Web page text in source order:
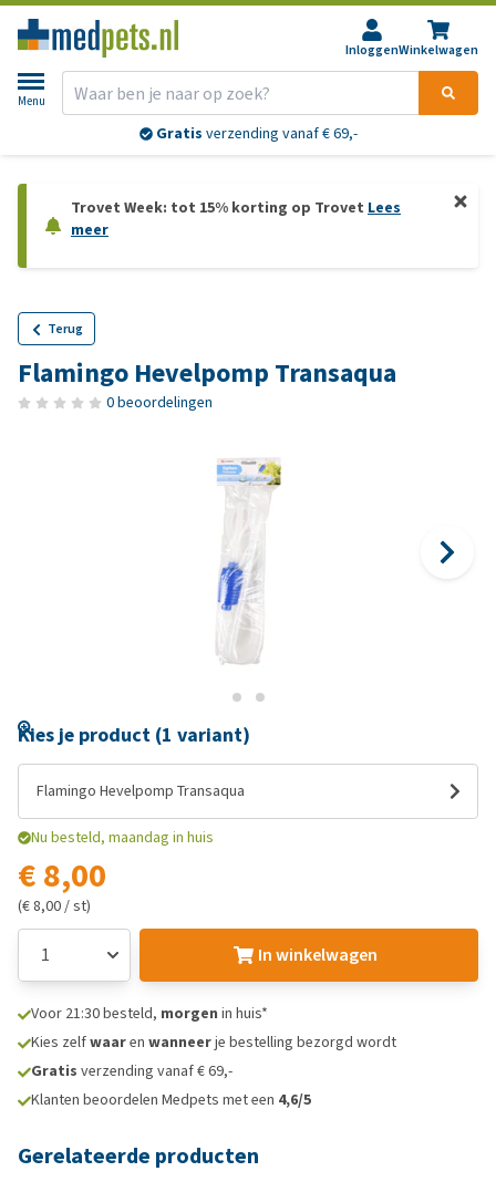
InloggenWinkelwagen
Menu
Gratis verzending vanaf € 69,-
Trovet Week: tot 15% korting op Trovet Lees
meer
Terug
Flamingo Hevelpomp Transaqua
0 beoordelingen
Kies je product (1 variant)
Flamingo Hevelpomp Transaqua
Nu besteld, maandag in huis
€ 8,00
(€ 8,00 / st)
In winkelwagen
Voor 21:30 besteld, morgen in huis*
Kies zelfwaaren wanneerje bestelling bezorgd wordt
Gratis verzending vanaf € 69,-
Klanten beoordelen Medpets met een 4,6/5
Gerelateerde producten